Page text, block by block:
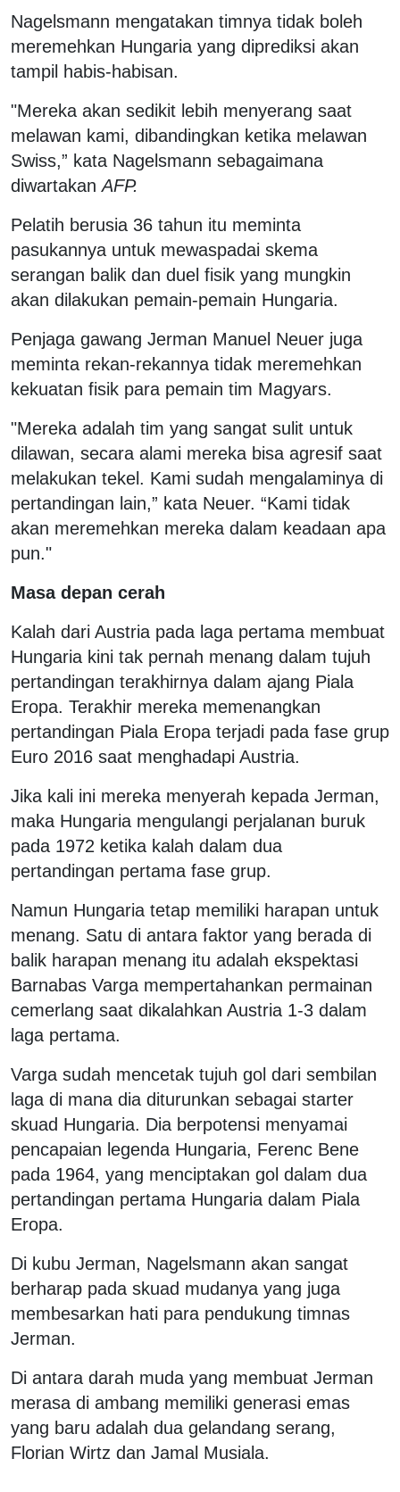
Nagelsmann mengatakan timnya tidak boleh
meremehkan Hungaria yang diprediksi akan
tampil habis-habisan.
"Mereka akan sedikit lebih menyerang saat
melawan kami, dibandingkan ketika melawan
Swiss,” kata Nagelsmann sebagaimana
diwartakanAFP.
Pelatih berusia 36 tahun itu meminta
pasukannya untuk mewaspadai skema
serangan balik dan duel fisik yang mungkin
akan dilakukan pemain-pemain Hungaria.
Penjaga gawang Jerman Manuel Neuer juga
meminta rekan-rekannya tidak meremehkan
kekuatan fisik para pemain tim Magyars.
"Mereka adalah tim yang sangat sulit untuk
dilawan, secara alami mereka bisa agresif saat
melakukan tekel. Kami sudah mengalaminya di
pertandingan lain,” kata Neuer. “Kami tidak
akan meremehkan mereka dalam keadaan apa
pun."
Masa depan cerah
Kalah dari Austria pada laga pertama membuat
Hungaria kini tak pernah menang dalam tujuh
pertandingan terakhirnya dalam ajang Piala
Eropa. Terakhir mereka memenangkan
pertandingan Piala Eropa terjadi pada fase grup
Euro 2016 saat menghadapi Austria.
Jika kali ini mereka menyerah kepada Jerman,
maka Hungaria mengulangi perjalanan buruk
pada 1972 ketika kalah dalam dua
pertandingan pertama fase grup.
Namun Hungaria tetap memiliki harapan untuk
menang. Satu di antara faktor yang berada di
balik harapan menang itu adalah ekspektasi
Barnabas Varga mempertahankan permainan
cemerlang saat dikalahkan Austria 1-3 dalam
laga pertama.
Varga sudah mencetak tujuh gol dari sembilan
laga di mana dia diturunkan sebagai starter
skuad Hungaria. Dia berpotensi menyamai
pencapaian legenda Hungaria, Ferenc Bene
pada 1964, yang menciptakan gol dalam dua
pertandingan pertama Hungaria dalam Piala
Eropa.
Di kubu Jerman, Nagelsmann akan sangat
berharap pada skuad mudanya yang juga
membesarkan hati para pendukung timnas
Jerman.
Di antara darah muda yang membuat Jerman
merasa di ambang memiliki generasi emas
yang baru adalah dua gelandang serang,
Florian Wirtz dan Jamal Musiala.